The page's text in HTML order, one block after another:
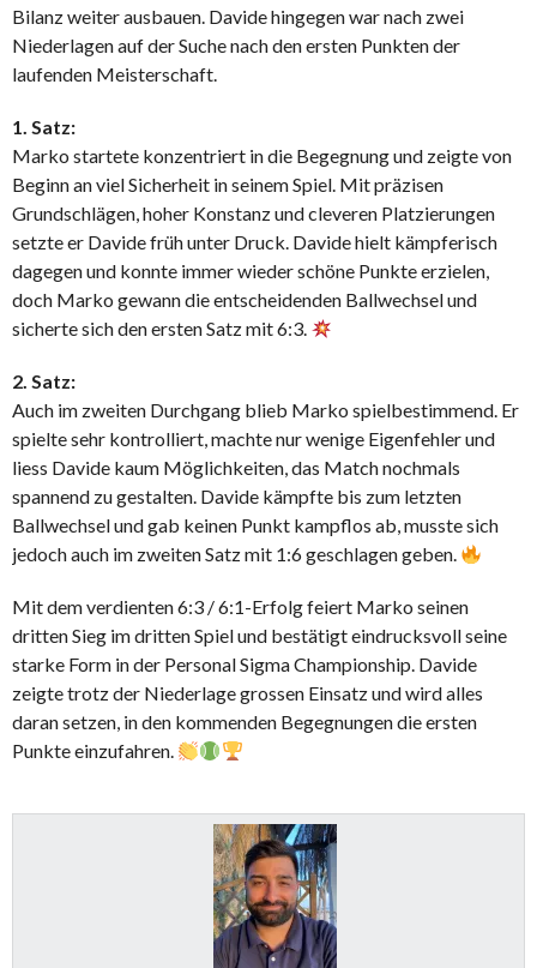
Bilanz weiter ausbauen. Davide hingegen war nach zwei
Niederlagen auf der Suche nach den ersten Punkten der
laufenden Meisterschaft.
1. Satz:
Marko startete konzentriert in die Begegnung und zeigte von
Beginn an viel Sicherheit in seinem Spiel. Mit präzisen
Grundschlägen, hoher Konstanz und cleveren Platzierungen
setzte er Davide früh unter Druck. Davide hielt kämpferisch
dagegen und konnte immer wieder schöne Punkte erzielen,
doch Marko gewann die entscheidenden Ballwechsel und
sicherte sich den ersten Satz mit 6:3.
2. Satz:
Auch im zweiten Durchgang blieb Marko spielbestimmend. Er
spielte sehr kontrolliert, machte nur wenige Eigenfehler und
liess Davide kaum Möglichkeiten, das Match nochmals
spannend zu gestalten. Davide kämpfte bis zum letzten
Ballwechsel und gab keinen Punkt kampflos ab, musste sich
jedoch auch im zweiten Satz mit 1:6 geschlagen geben.
Mit dem verdienten 6:3 / 6:1-Erfolg feiert Marko seinen
dritten Sieg im dritten Spiel und bestätigt eindrucksvoll seine
starke Form in der Personal Sigma Championship. Davide
zeigte trotz der Niederlage grossen Einsatz und wird alles
daran setzen, in den kommenden Begegnungen die ersten
Punkte einzufahren.